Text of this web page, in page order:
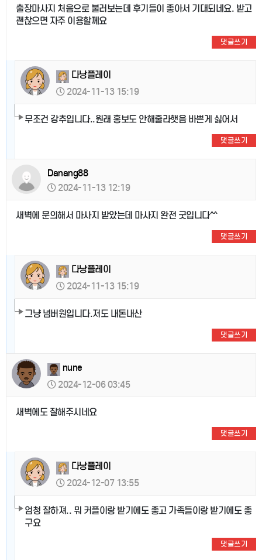
출장마사지 처음으로 불러보는데 후기들이 좋아서 기대되네요. 받고
괜찮으면 자주 이용할께요
댓글쓰기
다낭플레이
2024-11-13 15:19
무조건 강추입니다..원래 홍보도 안해줄라햇음 바쁜게 싫어서
댓글쓰기
Danang88
2024-11-13 12:19
새벽에 문의해서 마사지 받았는데 마사지 완전 굿입니다^^
댓글쓰기
다낭플레이
2024-11-13 15:19
그냥 넘버원입니다.저도 내돈내산
댓글쓰기
nune
2024-12-06 03:45
새벽에도 잘해주시네요
댓글쓰기
다낭플레이
2024-12-07 13:55
엄청 잘하져.. 뭐 커플이랑 받기에도 좋고 가족들이랑 받기에도 좋
구요
댓글쓰기